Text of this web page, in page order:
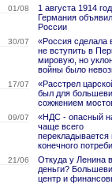
01/08
1 августа 1914
Германия
России
30/07
«Россия сделала
не вступить в
мировую, но
войны было
17/07
«Расстрел
был для
сожжением
09/07
«НДС - опасный
чаще всего
перекладывается
конечного
21/06
Откуда у Ленина
деньги?
центр и